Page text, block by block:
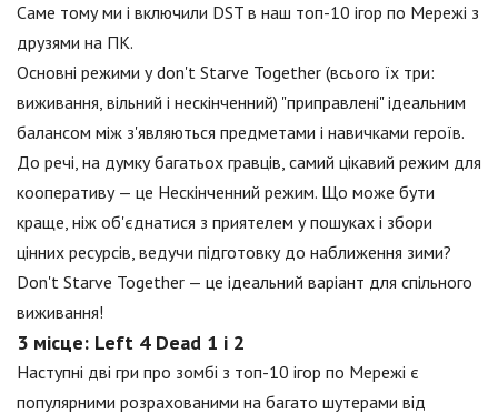
Саме тому ми і включили DST в наш топ-10 ігор по Мережі з
друзями на ПК.
Основні режими у don't Starve Together (всього їх три:
виживання, вільний і нескінченний) "приправлені" ідеальним
балансом між з'являються предметами і навичками героїв.
До речі, на думку багатьох гравців, самий цікавий режим для
кооперативу — це Нескінченний режим. Що може бути
краще, ніж об'єднатися з приятелем у пошуках і збори
цінних ресурсів, ведучи підготовку до наближення зими?
Don't Starve Together — це ідеальний варіант для спільного
виживання!
3 місце: Left 4 Dead 1 і 2
Наступні дві гри про зомбі з топ-10 ігор по Мережі є
популярними розрахованими на багато шутерами від